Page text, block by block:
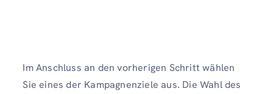
Im Anschluss an den vorherigen Schritt wählen
Sie eines der Kampagnenziele aus. Die Wahl des